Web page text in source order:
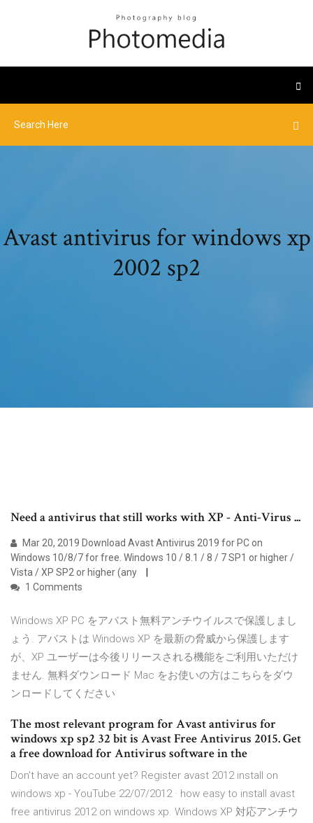
Avast antivirus for windows xp
2002 sp2
Need a antivirus that still works with XP - Anti-Virus ...
Mar 20, 2019 Download Avast Antivirus 2019 for PC on
Windows 10/8/7 for free. Windows 10 / 8.1 / 8 / 7 SP1 or higher /
Vista / XP SP2 or higher (any
1 Comments
Windows XP PC をアバスト無料アンチウイルスで保護しまし
ょう. アバストは Windows XP を最新の脅威から保護します
が、XP ユーザーは今後リリースされる機能をご利用いただけ
ません. 無料ダウンロード Mac をお使いの方はこちらをダウ
ンロードしてください
The most relevant program for Avast antivirus for
windows xp sp2 32 bit is Avast Free Antivirus 2015. Get
a free download for Antivirus software in the
Don't have an account yet? Register avast 2012 install on
windows xp - YouTube 22/07/2012 · how easy to install avast
free antivirus 2012 on windows xp. Windows XP 対応アンチウ